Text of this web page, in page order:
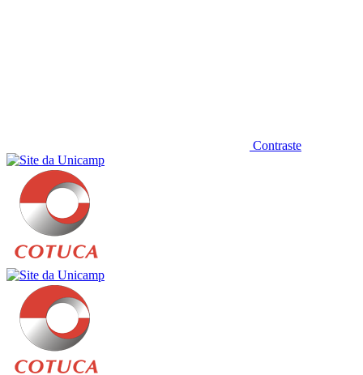
Contraste